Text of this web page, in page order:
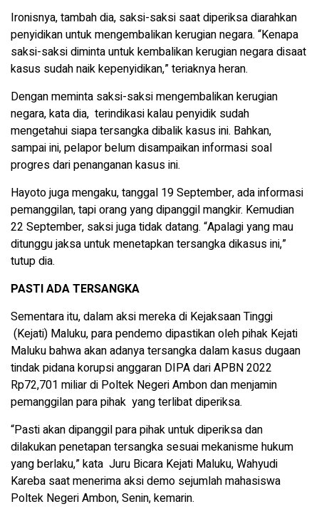
Ironisnya, tambah dia, saksi-saksi saat diperiksa diarahkan
penyidikan untuk mengembalikan kerugian negara. “Kenapa
saksi-saksi diminta untuk kembalikan kerugian negara disaat
kasus sudah naik kepenyidikan,” teriaknya heran.
Dengan meminta saksi-saksi mengembalikan kerugian
negara, kata dia, terindikasi kalau penyidik sudah
mengetahui siapa tersangka dibalik kasus ini. Bahkan,
sampai ini, pelapor belum disampaikan informasi soal
progres dari penanganan kasus ini.
Hayoto juga mengaku, tanggal 19 September, ada informasi
pemanggilan, tapi orang yang dipanggil mangkir. Kemudian
22 September, saksi juga tidak datang. “Apalagi yang mau
ditunggu jaksa untuk menetapkan tersangka dikasus ini,”
tutup dia.
PASTI ADA TERSANGKA
Sementara itu, dalam aksi mereka di Kejaksaan Tinggi
(Kejati) Maluku, para pendemo dipastikan oleh pihak Kejati
Maluku bahwa akan adanya tersangka dalam kasus dugaan
tindak pidana korupsi anggaran DIPA dari APBN 2022
Rp72,701 miliar di Poltek Negeri Ambon dan menjamin
pemanggilan para pihak yang terlibat diperiksa.
“Pasti akan dipanggil para pihak untuk diperiksa dan
dilakukan penetapan tersangka sesuai mekanisme hukum
yang berlaku,” kata Juru Bicara Kejati Maluku, Wahyudi
Kareba saat menerima aksi demo sejumlah mahasiswa
Poltek Negeri Ambon, Senin, kemarin.